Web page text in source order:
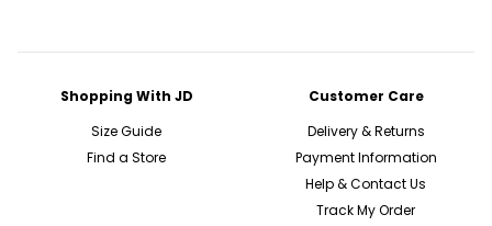
Shopping With JD
Size Guide
Find a Store
Customer Care
Delivery & Returns
Payment Information
Help & Contact Us
Track My Order